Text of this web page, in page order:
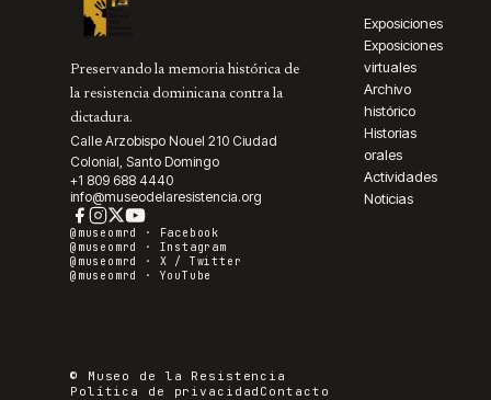
Preservando la memoria histórica de
la resistencia dominicana contra la
dictadura.
Calle Arzobispo Nouel 210 Ciudad
Colonial, Santo Domingo
+1 809 688 4440
info@museodelaresistencia.org
@museomrd ·
Facebook
@museomrd · Instagram
@museomrd · X / Twitter
@museomrd · YouTube
Exposiciones
Exposiciones
virtuales
Archivo
histórico
Historias
orales
Actividades
Noticias
© Museo de la Resistencia
Política de privacidad Contacto